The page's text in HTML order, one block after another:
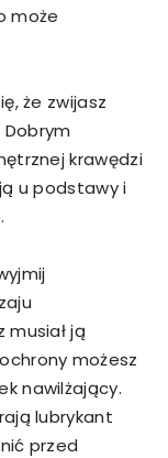
może
że zwijasz
krawędzi
u podstawy i
ją
możesz
nawilżający.
lubrykant
przed